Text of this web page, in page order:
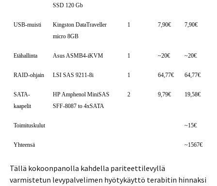
SSD 120 Gb
USB-muisti
Kingston DataTraveller
micro 8GB
1 7,90€ 7,90€
Etähallinta Asus ASMB4-iKVM 1 ~20€ ~20€
RAID-ohjain LSI SAS 9211-8i 1 64,77€ 64,77€
SATA-
kaapelit
HP Amphenol MiniSAS
SFF-8087 to 4xSATA
2 9,79€ 19,58€
Toimituskulut ~15€
Yhteensä ~1567€
Tällä kokoonpanolla kahdella pariteettilevyllä
varmistetun levypalvelimen hyötykäyttö terabitin hinnaksi